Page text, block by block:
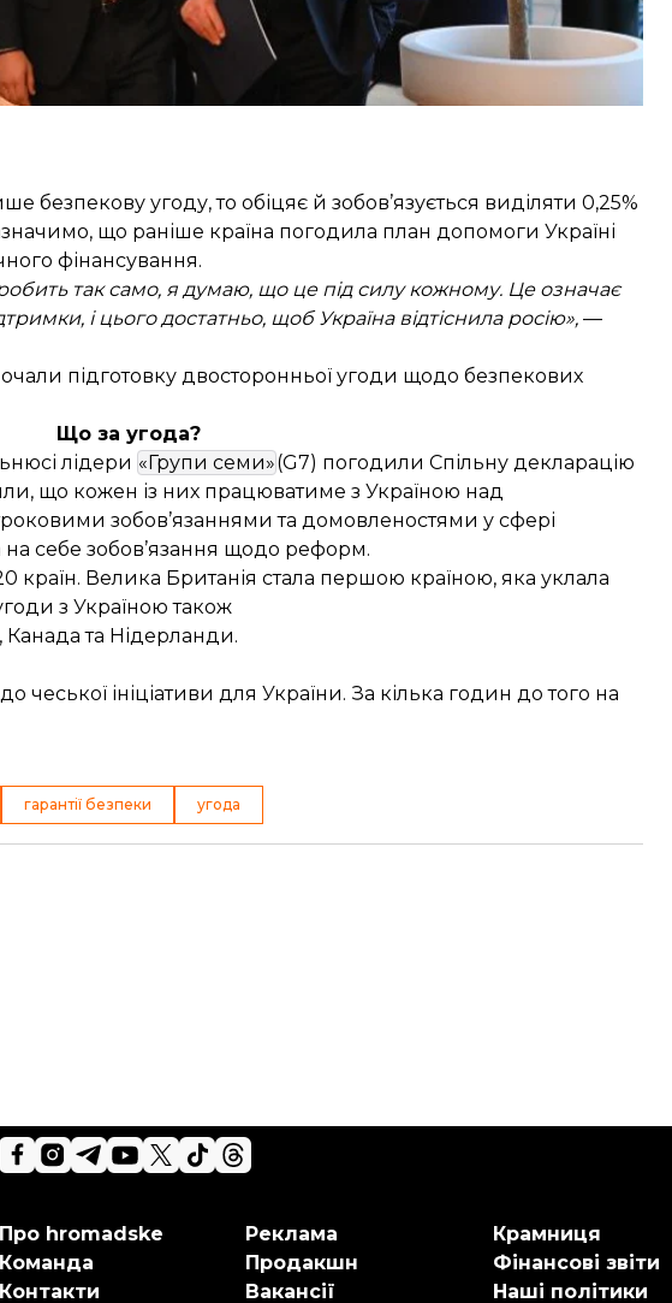
безпекову угоду, то обіцяє й зобов’язується виділяти 0,25%
що раніше країна погодила план допомоги Україні
фінансування.
так само, я думаю, що це під силу кожному. Це означає
і цього достатньо, щоб Україна відтіснила росію», —
підготовку двосторонньої угоди щодо безпекових
Що за угода?
лідери «Групи семи»(G7) погодили Спільну декларацію
що кожен із них працюватиме з Україною над
зобов’язаннями та домовленостями у сфері
себе зобов’язання щодо реформ.
країн. Велика Британія стала першою країною, яка уклала
з Україною також
, Канада та Нідерланди.
ініціативи для України. За кілька годин до того на
гарантії безпеки угода
Про hromadske
Команда
Контакти
Реклама
Продакшн
Вакансії
Крамниця
Фінансові звіти
Наші політики